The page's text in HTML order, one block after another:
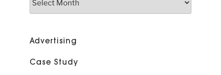
Advertising
Case Study